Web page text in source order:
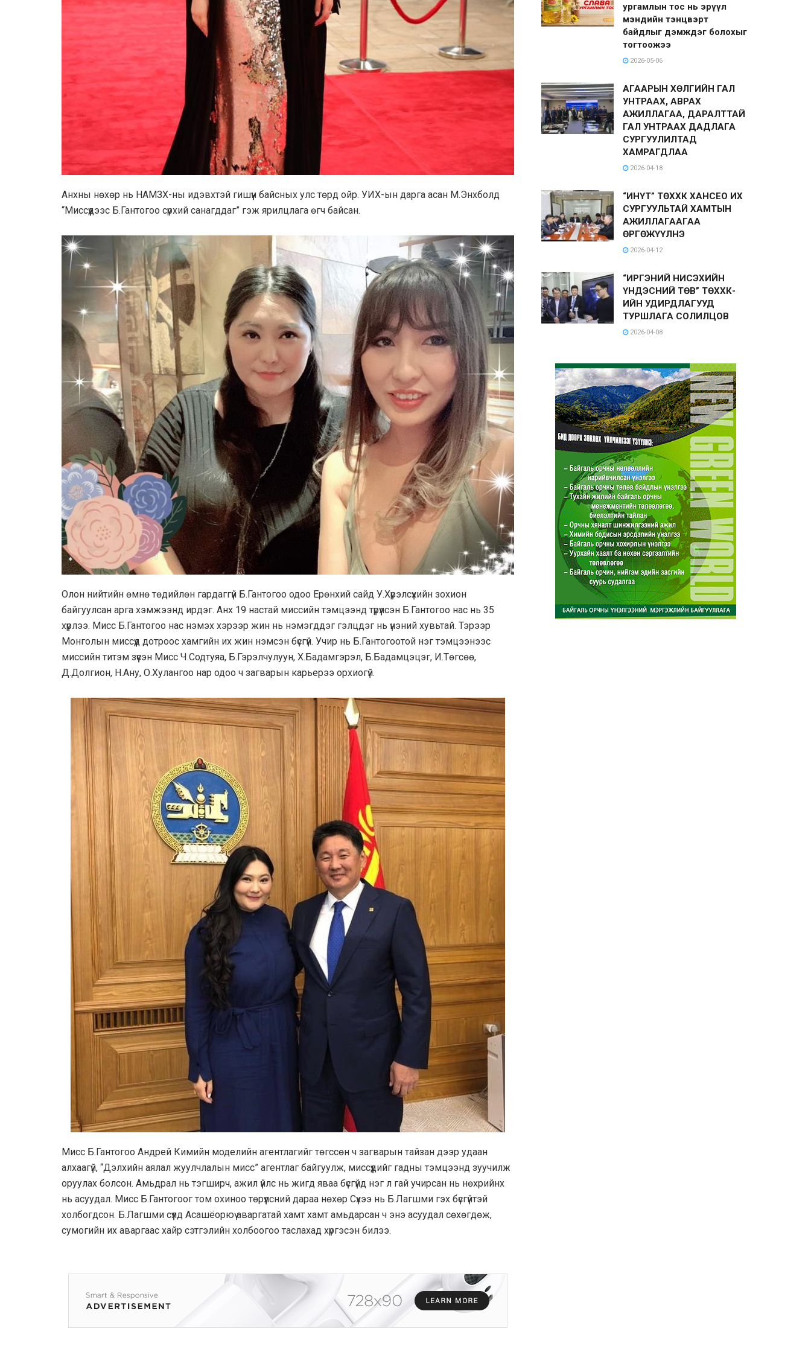
Анхны нөхөр нь НАМЗХ-ны идэвхтэй гишүүн байсных улс төрд ойр. УИХ-ын дарга асан М.Энхболд
“Миссүүдээс Б.Гантогоо сүрхий санагддаг” гэж ярилцлага өгч байсан.
Олон нийтийн өмнө төдийлөн гардаггүй Б.Гантогоо одоо Ерөнхий сайд У.Хүрэлсүхийн зохион
байгуулсан арга хэмжээнд ирдэг. Анх 19 настай миссийн тэмцээнд түрүүлсэн Б.Гантогоо нас нь 35
хүрлээ. Мисс Б.Гантогоо нас нэмэх хэрээр жин нь нэмэгддэг гэлцдэг нь үнэний хувьтай. Тэрээр
Монголын миссүүд дотроос хамгийн их жин нэмсэн бүсгүй. Учир нь Б.Гантогоотой нэг тэмцээнээс
миссийн титэм зүүсэн Мисс Ч.Содтуяа, Б.Гэрэлчулуун, Х.Бадамгэрэл, Б.Бадамцэцэг, И.Төгсөө,
Д.Долгион, Н.Ану, О.Хулангоо нар одоо ч загварын карьерээ орхиогүй.
Мисс Б.Гантогоо Андрей Кимийн моделийн агентлагийг төгссөн ч загварын тайзан дээр удаан
алхаагүй, “Дэлхийн аялал жуулчлалын мисс” агентлаг байгуулж, миссүүдийг гадны тэмцээнд зуучилж
оруулах болсон. Амьдрал нь тэгширч, ажил үйлс нь жигд яваа бүсгүйд нэг л гай учирсан нь нөхрийнх
нь асуудал. Мисс Б.Гантогоог том охиноо төрүүлсний дараа нөхөр Сүхээ нь Б.Лагшми гэх бүсгүйтэй
холбогдсон. Б.Лагшми сүүлд Асашёорюү аваргатай хамт хамт амьдарсан ч энэ асуудал сөхөгдөж,
сумогийн их аваргаас хайр сэтгэлийн холбоогоо таслахад хүргэсэн билээ.
ургамлын тос нь эрүүл
мэндийн тэнцвэрт
байдлыг дэмждэг болохыг
тогтоожээ
2026-05-06
АГААРЫН ХӨЛГИЙН ГАЛ
УНТРААХ, АВРАХ
АЖИЛЛАГАА, ДАРАЛТТАЙ
ГАЛ УНТРААХ ДАДЛАГА
СУРГУУЛИЛТАД
ХАМРАГДЛАА
2026-04-18
“ИНҮТ” ТӨХХК ХАНСЕО ИХ
СУРГУУЛЬТАЙ ХАМТЫН
АЖИЛЛАГААГАА
ӨРГӨЖҮҮЛНЭ
2026-04-12
“ИРГЭНИЙ НИСЭХИЙН
ҮНДЭСНИЙ ТӨВ” ТӨХХК-
ИЙН УДИРДЛАГУУД
ТУРШЛАГА СОЛИЛЦОВ
2026-04-08